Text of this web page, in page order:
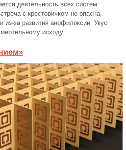
деятельность всех систем
с крестовичком не опасна,
из-за развития анофилоксии. Укус
исходу.